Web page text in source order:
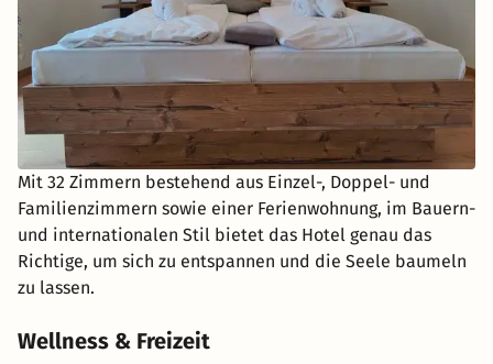
Mit 32 Zimmern bestehend aus Einzel-, Doppel- und
Familienzimmern sowie einer Ferienwohnung, im Bauern-
und internationalen Stil bietet das Hotel genau das
Richtige, um sich zu entspannen und die Seele baumeln
zu lassen.
Wellness & Freizeit